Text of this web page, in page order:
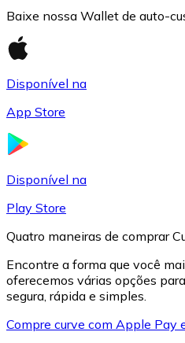
Baixe nossa Wallet de auto-
Disponível na
App Store
Disponível na
Play Store
Quatro maneiras de comprar
Encontre a forma que você
oferecemos várias opções
segura, rápida e simples.
Compre curve com Apple Pay